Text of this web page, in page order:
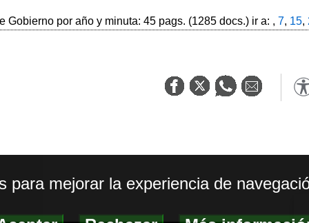
Gobierno por año y minuta: 45 pags. (1285 docs.) ir a: , 7, 15,
para mejorar la experiencia de